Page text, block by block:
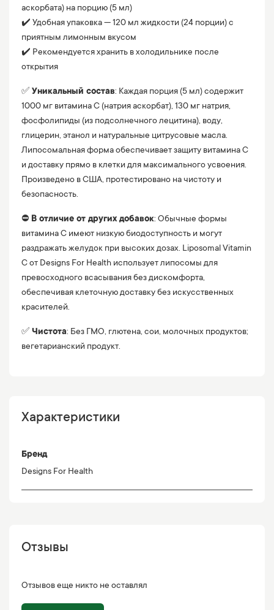
аскорбата) на порцию (5 мл)
✔️ Удобная упаковка — 120 мл жидкости (24 порции) с
приятным лимонным вкусом
✔️ Рекомендуется хранить в холодильнике после
открытия
✅ Уникальный состав: Каждая порция (5 мл) содержит
1000 мг витамина C (натрия аскорбат), 130 мг натрия,
фосфолипиды (из подсолнечного лецитина), воду,
глицерин, этанол и натуральные цитрусовые масла.
Липосомальная форма обеспечивает защиту витамина C
и доставку прямо в клетки для максимального усвоения.
Произведено в США, протестировано на чистоту и
безопасность.
⛔️ В отличие от других добавок: Обычные формы
витамина C имеют низкую биодоступность и могут
раздражать желудок при высоких дозах. Liposomal Vitamin
C от Designs For Health использует липосомы для
превосходного всасывания без дискомфорта,
обеспечивая клеточную доставку без искусственных
красителей.
✅ Чистота: Без ГМО, глютена, сои, молочных продуктов;
вегетарианский продукт.
Характеристики
Бренд
Designs For Health
Отзывы
Отзывов еще никто не оставлял